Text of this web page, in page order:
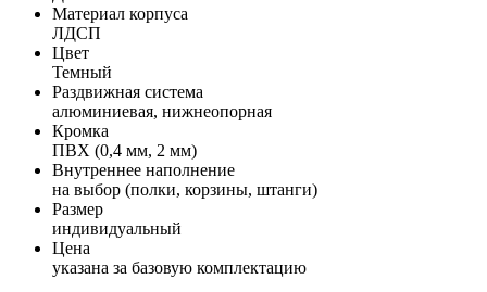
Материал корпуса
ЛДСП
Цвет
Темный
Раздвижная система
алюминиевая, нижнеопорная
Кромка
ПВХ (0,4 мм, 2 мм)
Внутреннее наполнение
на выбор (полки, корзины, штанги)
Размер
индивидуальный
Цена
указана за базовую комплектацию